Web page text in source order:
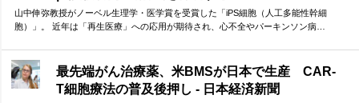
山中伸弥教授がノーベル生理学・医学賞を受賞した「iPS細胞（人工多能性幹細
胞）」。 近年は「再生医療」への応用が期待され、心不全やパーキンソン病…
最先端がん治療薬、米BMSが日本で生産 CAR-
T細胞療法の普及後押し - 日本経済新聞